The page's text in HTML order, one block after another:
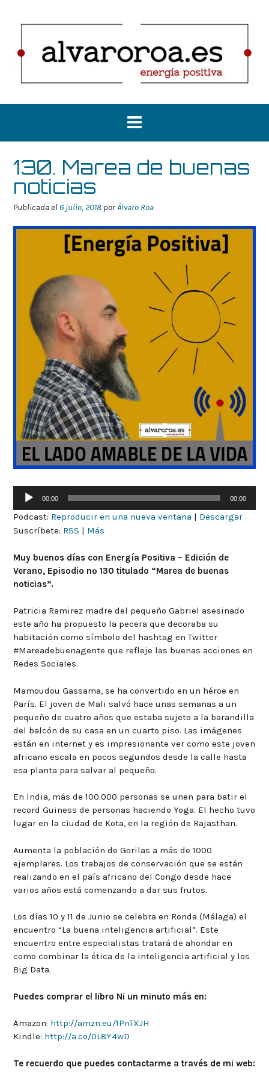
130. Marea de buenas
noticias
Publicada el 6 julio, 2018 porÁlvaro Roa
Reproductor
audio
00:00 00:00
Podcast: Reproducir en una nueva ventana | Descargar
Suscríbete: RSS | Más
Muy buenos días con Energía Positiva – Edición de
Verano, Episodio nº 130 titulado “Marea de buenas
noticias”.
Patricia Ramirez madre del pequeño Gabriel asesinado
este año ha propuesto la pecera que decoraba su
habitación como símbolo del hashtag en Twitter
#Mareadebuenagente que refleje las buenas acciones en
Redes Sociales.
Mamoudou Gassama, se ha convertido en un héroe en
París. El joven de Mali salvó hace unas semanas a un
pequeño de cuatro años que estaba sujeto a la barandilla
del balcón de su casa en un cuarto piso. Las imágenes
están en internet y es impresionante ver como este joven
africano escala en pocos segundos desde la calle hasta
esa planta para salvar al pequeño.
En India, más de 100.000 personas se unen para batir el
record Guiness de personas haciendo Yoga. El hecho tuvo
lugar en la ciudad de Kota, en la región de Rajasthan.
Aumenta la población de Gorilas a más de 1000
ejemplares. Los trabajos de conservación que se están
realizando en el país africano del Congo desde hace
varios años está comenzando a dar sus frutos.
Los días 10 y 11 de Junio se celebra en Ronda (Málaga) el
encuentro “La buena inteligencia artificial”. Este
encuentro entre especialistas tratará de ahondar en
como combinar la ética de la inteligencia artificial y los
Big Data.
Puedes comprar el libro Ni un minuto más en:
Amazon: http://amzn.eu/1PnTXJH
Kindle: http://a.co/0L8Y4wD
Te recuerdo que puedes contactarme a través de mi web: